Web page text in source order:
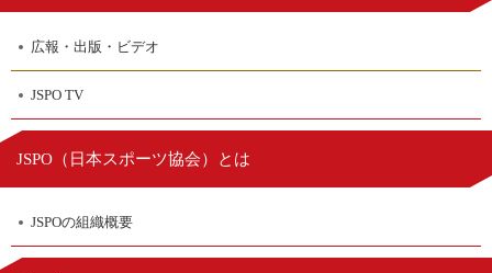
広報・出版・ビデオ
JSPO TV
JSPO（ 日本スポーツ協会）とは
JSPOの組織概要